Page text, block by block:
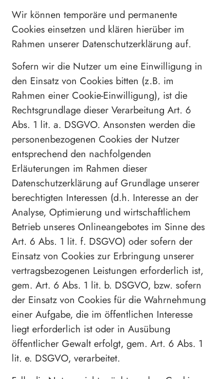
Wir können temporäre und permanente
Cookies einsetzen und klären hierüber im
Rahmen unserer Datenschutzerklärung auf.
Sofern wir die Nutzer um eine Einwilligung in
den Einsatz von Cookies bitten (z.B. im
Rahmen einer Cookie-Einwilligung), ist die
Rechtsgrundlage dieser Verarbeitung Art. 6
Abs. 1 lit. a. DSGVO. Ansonsten werden die
personenbezogenen Cookies der Nutzer
entsprechend den nachfolgenden
Erläuterungen im Rahmen dieser
Datenschutzerklärung auf Grundlage unserer
berechtigten Interessen (d.h. Interesse an der
Analyse, Optimierung und wirtschaftlichem
Betrieb unseres Onlineangebotes im Sinne des
Art. 6 Abs. 1 lit. f. DSGVO) oder sofern der
Einsatz von Cookies zur Erbringung unserer
vertragsbezogenen Leistungen erforderlich ist,
gem. Art. 6 Abs. 1 lit. b. DSGVO, bzw. sofern
der Einsatz von Cookies für die Wahrnehmung
einer Aufgabe, die im öffentlichen Interesse
liegt erforderlich ist oder in Ausübung
öffentlicher Gewalt erfolgt, gem. Art. 6 Abs. 1
lit. e. DSGVO, verarbeitet.